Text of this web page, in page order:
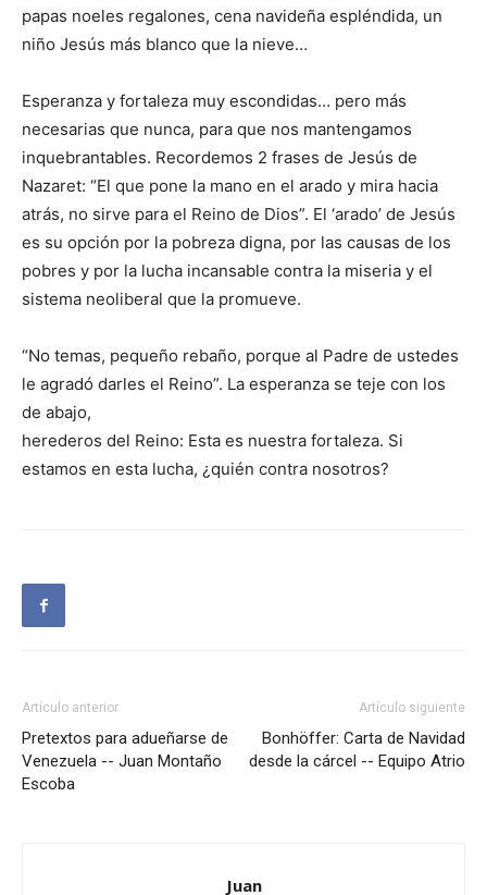
papas noeles regalones, cena navideña espléndida, un
niño Jesús más blanco que la nieve…
Esperanza y fortaleza muy escondidas… pero más
necesarias que nunca, para que nos mantengamos
inquebrantables. Recordemos 2 frases de Jesús de
Nazaret: “El que pone la mano en el arado y mira hacia
atrás, no sirve para el Reino de Dios”. El ‘arado’ de Jesús
es su opción por la pobreza digna, por las causas de los
pobres y por la lucha incansable contra la miseria y el
sistema neoliberal que la promueve.
“No temas, pequeño rebaño, porque al Padre de ustedes
le agradó darles el Reino”. La esperanza se teje con los
de abajo,
herederos del Reino: Esta es nuestra fortaleza. Si
estamos en esta lucha, ¿quién contra nosotros?
Artículo anterior
Pretextos para adueñarse de
Venezuela -- Juan Montaño
Escoba
Artículo siguiente
Bonhöffer: Carta de Navidad
desde la cárcel -- Equipo Atrio
Juan